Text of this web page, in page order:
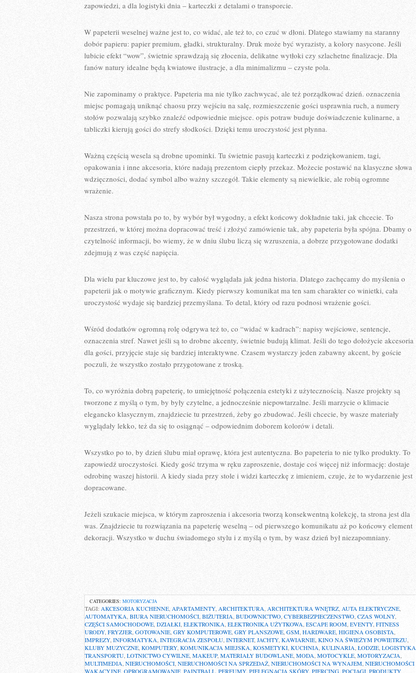
zapowiedzi, a dla logistyki dnia – karteczki z detalami o transporcie.
W papeterii weselnej ważne jest to, co widać, ale też to, co czuć w dłoni. Dlatego stawiamy na staranny
dobór papieru: papier premium, gładki, strukturalny. Druk może być wyrazisty, a kolory nasycone. Jeśli
lubicie efekt “wow”, świetnie sprawdzają się złocenia, delikatne wytłoki czy szlachetne finalizacje. Dla
fanów natury idealne będą kwiatowe ilustracje, a dla minimalizmu – czyste pola.
Nie zapominamy o praktyce. Papeteria ma nie tylko zachwycać, ale też porządkować dzień. oznaczenia
miejsc pomagają uniknąć chaosu przy wejściu na salę, rozmieszczenie gości usprawnia ruch, a numery
stołów pozwalają szybko znaleźć odpowiednie miejsce. opis potraw buduje doświadczenie kulinarne, a
tabliczki kierują gości do strefy słodkości. Dzięki temu uroczystość jest płynna.
Ważną częścią wesela są drobne upominki. Tu świetnie pasują karteczki z podziękowaniem, tagi,
opakowania i inne akcesoria, które nadają prezentom ciepły przekaz. Możecie postawić na klasyczne słowa
wdzięczności, dodać symbol albo ważny szczegół. Takie elementy są niewielkie, ale robią ogromne
wrażenie.
Nasza strona powstała po to, by wybór był wygodny, a efekt końcowy dokładnie taki, jak chcecie. To
przestrzeń, w której można dopracować treść i złożyć zamówienie tak, aby papeteria była spójna. Dbamy o
czytelność informacji, bo wiemy, że w dniu ślubu liczą się wzruszenia, a dobrze przygotowane dodatki
zdejmują z was część napięcia.
Dla wielu par kluczowe jest to, by całość wyglądała jak jedna historia. Dlatego zachęcamy do myślenia o
papeterii jak o motywie graficznym. Kiedy pierwszy komunikat ma ten sam charakter co winietki, cała
uroczystość wydaje się bardziej przemyślana. To detal, który od razu podnosi wrażenie gości.
Wśród dodatków ogromną rolę odgrywa też to, co “widać w kadrach”: napisy wejściowe, sentencje,
oznaczenia stref. Nawet jeśli są to drobne akcenty, świetnie budują klimat. Jeśli do tego dołożycie akcesoria
dla gości, przyjęcie staje się bardziej interaktywne. Czasem wystarczy jeden zabawny akcent, by goście
poczuli, że wszystko zostało przygotowane z troską.
To, co wyróżnia dobrą papeterię, to umiejętność połączenia estetyki z użytecznością. Nasze projekty są
tworzone z myślą o tym, by były czytelne, a jednocześnie niepowtarzalne. Jeśli marzycie o klimacie
elegancko klasycznym, znajdziecie tu przestrzeń, żeby go zbudować. Jeśli chcecie, by wasze materiały
wyglądały lekko, też da się to osiągnąć – odpowiednim doborem kolorów i detali.
Wszystko po to, by dzień ślubu miał oprawę, która jest autentyczna. Bo papeteria to nie tylko produkty. To
zapowiedź uroczystości. Kiedy gość trzyma w ręku zaproszenie, dostaje coś więcej niż informację: dostaje
odrobinę waszej historii. A kiedy siada przy stole i widzi karteczkę z imieniem, czuje, że to wydarzenie jest
dopracowane.
Jeżeli szukacie miejsca, w którym zaproszenia i akcesoria tworzą konsekwentną kolekcję, ta strona jest dla
was. Znajdziecie tu rozwiązania na papeterię weselną – od pierwszego komunikatu aż po końcowy element
dekoracji. Wszystko w duchu świadomego stylu i z myślą o tym, by wasz dzień był niezapomniany.
CATEGORIES: MOTORYZACJA
TAGI: AKCESORIA KUCHENNE APARTAMENTY, ARCHITEKTURA ARCHITEKTURA WNĘTRZ AUTA ELEKTRYCZNE
AUTOMATYKA BIURA NIERUCHOMOŚCI BIŻUTERIA BUDOWNICTWO, CYBERBEZPIECZENSTWO CZAS WOLNY,
CZĘŚCI SAMOCHODOWE, DZIAŁKI ELEKTRONIKA, ELEKTRONIKA UŻYTKOWA ESCAPE ROOM EVENTY, FITNESS
URODY, FRYZJER GOTOWANIE GRY KOMPUTEROWE GRY PLANSZOWE GSM HARDWARE HIGIENA OSOBISTA
IMPREZY, INFORMATYKA, INTEGRACJA ZESPOŁU INTERNET, JACHTY, KAWIARNIE KINO NA ŚWIEŻYM POWIETRZU
KLUBY MUZYCZNE, KOMPUTERY, KOMUNIKACJA MIEJSKA, KOSMETYKI KUCHNIA KULINARIA, ŁODZIE LOGISTYKA
TRANSPORTU LOTNICTWO CYWILNE MAKEUP, MATERIAŁY BUDOWLANE MODA MOTOCYKLE MOTORYZACJA
MULTIMEDIA NIERUCHOMOŚCI, NIERUCHOMOŚCI NA SPRZEDAŻ NIERUCHOMOŚCI NA WYNAJEM NIERUCHOMOŚCI
WAKACYJNE OPROGRAMOWANIE PAINTBALL PERFUMY, PIELĘGNACJA SKÓRY, PIERCING, POCIĄGI PRODUKTY